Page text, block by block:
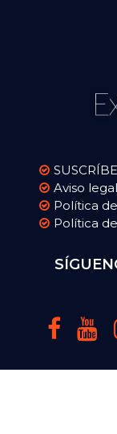
Aviso legal
Política
Política